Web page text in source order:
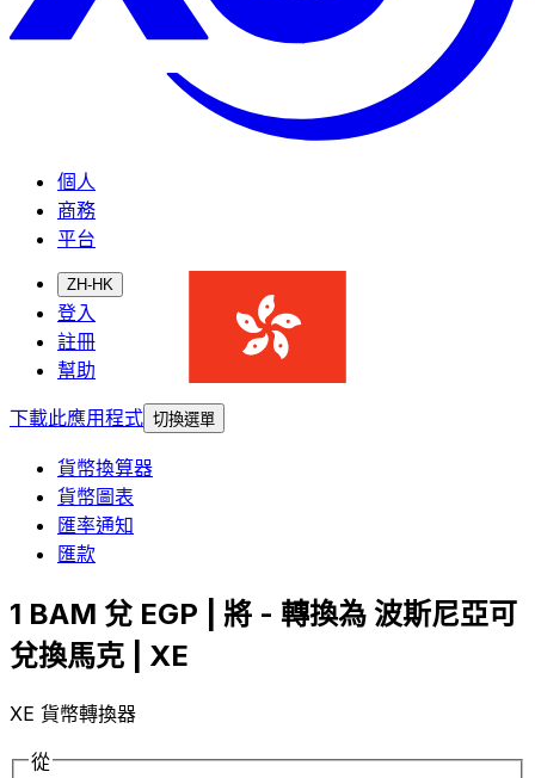
個人
商務
平台
ZH-HK
登入
註冊
幫助
下載此應用程式 切換選單
貨幣換算器
貨幣圖表
匯率通知
匯款
1 BAM 兌 EGP | 將 - 轉換為 波斯尼亞可
兌換馬克 | XE
XE 貨幣轉換器
從